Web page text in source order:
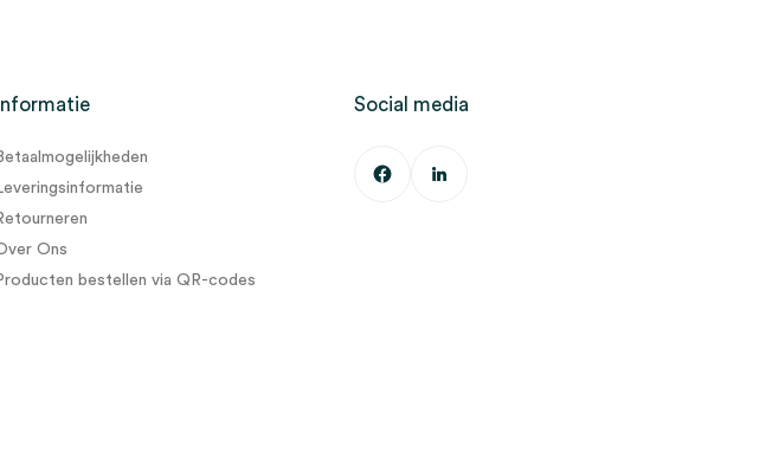
Informatie
Ons
bestellen via QR-codes
Social media